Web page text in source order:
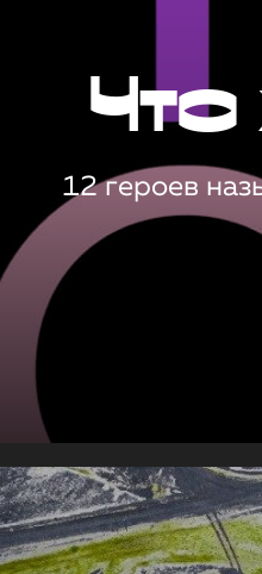
12 героев